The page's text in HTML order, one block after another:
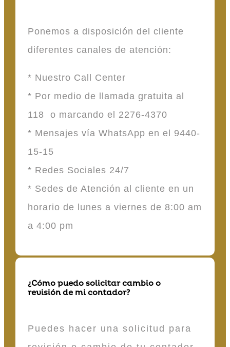
Ponemos a disposición del cliente
diferentes canales de atención:
* Nuestro Call Center
* Por medio de llamada gratuita al
118 o marcando el 2276-4370
* Mensajes vía WhatsApp en el 9440-
15-15
* Redes Sociales 24/7
* Sedes de Atención al cliente en un
horario de lunes a viernes de 8:00 am
a 4:00 pm
¿Cómo puedo solicitar cambio o
revisión de mi contador?
Puedes hacer una solicitud para